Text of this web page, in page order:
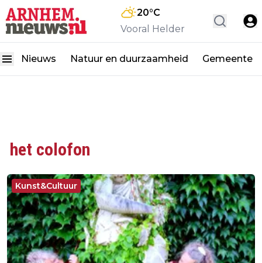
20°C
Vooral Helder
Nieuws Natuur en duurzaamheid Gemeente
het colofon
Kunst&Cultuur